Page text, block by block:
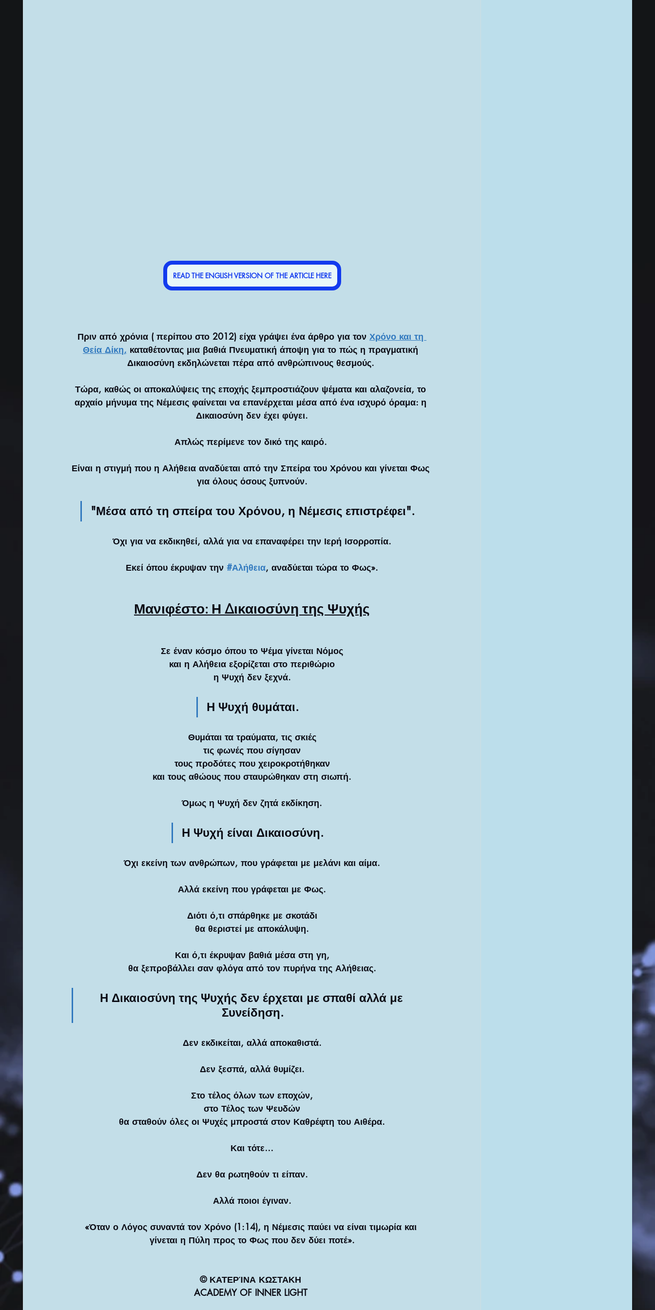
READ THE ENGLISH VERSION OF THE ARTICLE HERE
Πριν από χρόνια ( περίπου στο 2012) είχα γράψει ένα άρθρο για τον Χρόνο και τη
Θεία Δίκη, καταθέτοντας μια βαθιά Πνευματική άποψη για το πώς η πραγματική
Δικαιοσύνη εκδηλώνεται πέρα από ανθρώπινους θεσμούς.
Τώρα, καθώς οι αποκαλύψεις της εποχής ξεμπροστιάζουν ψέματα και αλαζονεία, το
αρχαίο μήνυμα της Νέμεσις φαίνεται να επανέρχεται μέσα από ένα ισχυρό όραμα: η
Δικαιοσύνη δεν έχει φύγει.
Απλώς περίμενε τον δικό της καιρό.
Είναι η στιγμή που η Αλήθεια αναδύεται από την Σπείρα του Χρόνου και γίνεται Φως
για όλους όσους ξυπνούν.
"Μέσα από τη σπείρα του Χρόνου, η Νέμεσις επιστρέφει".
Όχι για να εκδικηθεί, αλλά για να επαναφέρει την Ιερή Ισορροπία.
Εκεί όπου έκρυψαν την #Αλήθεια, αναδύεται τώρα το Φως».
Μανιφέστο: Η Δικαιοσύνη της Ψυχής
Σε έναν κόσμο όπου το Ψέμα γίνεται Νόμος
και η Αλήθεια εξορίζεται στο περιθώριο
η Ψυχή δεν ξεχνά.
Η Ψυχή θυμάται.
Θυμάται τα τραύματα, τις σκιές
τις φωνές που σίγησαν
τους προδότες που χειροκροτήθηκαν
και τους αθώους που σταυρώθηκαν στη σιωπή.
Όμως η Ψυχή δεν ζητά εκδίκηση.
Η Ψυχή είναι Δικαιοσύνη.
Όχι εκείνη των ανθρώπων, που γράφεται με μελάνι και αίμα.
Αλλά εκείνη που γράφεται με Φως.
Διότι ό,τι σπάρθηκε με σκοτάδι
θα θεριστεί με αποκάλυψη.
Και ό,τι έκρυψαν βαθιά μέσα στη γη,
θα ξεπροβάλλει σαν φλόγα από τον πυρήνα της Αλήθειας.
Η Δικαιοσύνη της Ψυχής δεν έρχεται με σπαθί αλλά με
Συνείδηση.
Δεν εκδικείται, αλλά αποκαθιστά.
Δεν ξεσπά, αλλά θυμίζει.
Στο τέλος όλων των εποχών,
στο Τέλος των Ψευδών
θα σταθούν όλες οι Ψυχές μπροστά στον Καθρέφτη του Αιθέρα.
Και τότε…
Δεν θα ρωτηθούν τι είπαν.
Αλλά ποιοι έγιναν.
«Όταν ο Λόγος συναντά τον Χρόνο (1:14), η Νέμεσις παύει να είναι τιμωρία και
γίνεται η Πύλη προς το Φως που δεν δύει ποτέ».
© ΚΑΤΕΡΊΝΑ ΚΩΣΤΑΚΗ
ACADEMY OF INNER LIGHT